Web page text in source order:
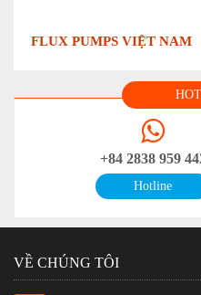
FLUX PUMPS VIỆT NAM
+84 2838 959
Hotline
VỀ CHÚNG TÔI